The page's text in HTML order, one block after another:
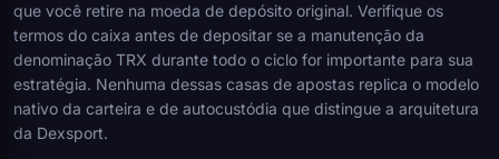
que você retire na moeda de depósito original. Verifique os
termos do caixa antes de depositar se a manutenção da
denominação TRX durante todo o ciclo for importante para sua
estratégia. Nenhuma dessas casas de apostas replica o modelo
nativo da carteira e de autocustódia que distingue a arquitetura
da Dexsport.